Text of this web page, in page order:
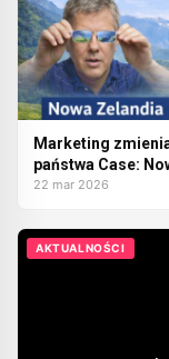
Marketing
państwa Case:
22 mar 2026
AKTUALNOŚCI